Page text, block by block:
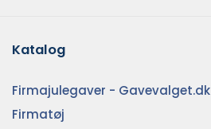
Katalog
Firmajulegaver - Gavevalget.dk
Firmatøj